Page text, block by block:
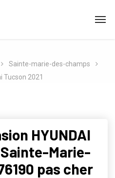
Sainte-marie-des-champs
Tucson 2021
HYUNDAI
Sainte-Marie-
pas cher